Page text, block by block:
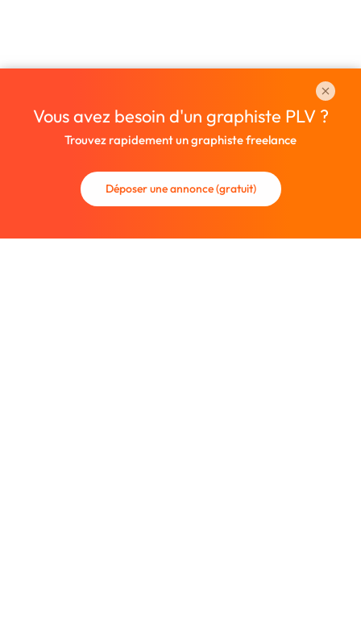
Vous avez besoin d'un graphiste PLV ?
Trouvez rapidement un graphiste freelance
Déposer une annonce (gratuit)